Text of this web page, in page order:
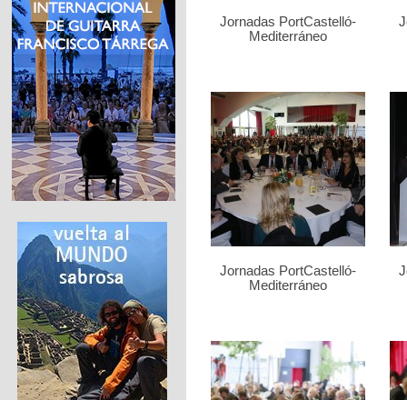
Jornadas PortCastelló-
Mediterráneo
Jornadas PortCastelló-
Mediterráneo